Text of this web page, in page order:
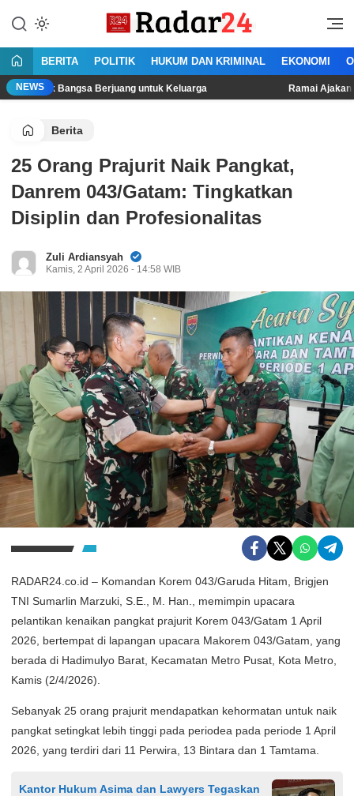
konten
Radar24.co.id
Jujur Lantang Bersuara
BERITA POLITIK HUKUM DAN KRIMINAL EKONOMI
NEWS
Bangsa Berjuang untuk Keluarga Ramai Ajakan Demo
Berita
25 Orang Prajurit Naik Pangkat,
Danrem 043/Gatam: Tingkatkan
Disiplin dan Profesionalitas
Zuli Ardiansyah
Kamis, 2 April 2026 - 14:58 WIB
RADAR24.co.id – Komandan Korem 043/Garuda Hitam, Brigjen
TNI Sumarlin Marzuki, S.E., M. Han., memimpin upacara
pelantikan kenaikan pangkat prajurit Korem 043/Gatam 1 April
2026, bertempat di lapangan upacara Makorem 043/Gatam, yang
berada di Hadimulyo Barat, Kecamatan Metro Pusat, Kota Metro,
Kamis (2/4/2026).
Sebanyak 25 orang prajurit mendapatkan kehormatan untuk naik
pangkat setingkat lebih tinggi pada periodea pada periode 1 April
2026, yang terdiri dari 11 Perwira, 13 Bintara dan 1 Tamtama.
Kantor Hukum Asima dan Lawyers Tegaskan